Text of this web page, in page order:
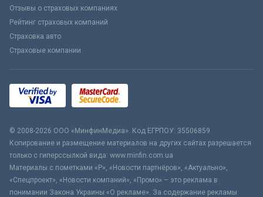
Отзывы о страховых компаниях
Рейтинг страховых компаний
Страховка авто
Страховые компании
© 2008-2026 ООО «МинфинМедиа». Код ЕГРПОУ: 35506859
Копирование и размещение материалов на других сайтах разрешается
только с гиперссылкой вида: www.minfin.com.ua
Материалы с пометками «Р», «Новости партнёров», «Актуально»,
«Спецпроект», «Новости компаний», «Промо» – это реклама в
понимании Закона Украины «О рекламе». За содержание рекламы